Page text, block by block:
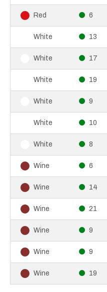
Red 6
White 13
White 17
White 19
White 9
White 10
White 8
Wine 6
Wine 14
Wine 21
Wine 9
Wine 9
Wine 19